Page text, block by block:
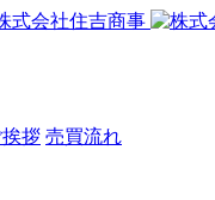
拶 売買流れ